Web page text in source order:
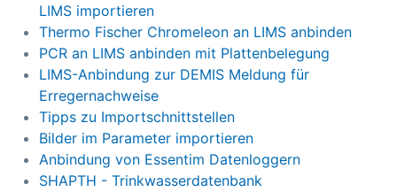
LIMS importieren
Thermo Fischer Chromeleon an LIMS anbinden
PCR an LIMS anbinden mit Plattenbelegung
LIMS-Anbindung zur DEMIS Meldung für
Erregernachweise
Tipps zu Importschnittstellen
Bilder im Parameter importieren
Anbindung von Essentim Datenloggern
SHAPTH - Trinkwasserdatenbank